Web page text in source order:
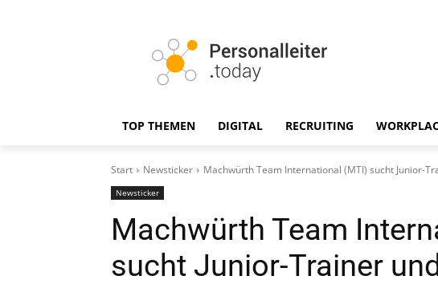
TOP THEMEN DIGITAL RECRUITING
Start Newsticker Machwürth Team International (MTI) sucht Junior-
Newsticker
Machwürth Team
sucht Junior-Trainer